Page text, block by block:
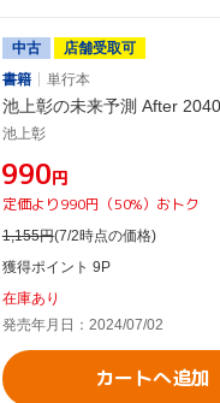
中古
店舗受取可
書籍
単行本
池上彰の未来予測 After 2040
池上彰
¥990円
定価より990円（50%）おトク
1,155円(7/2時点の価格)
獲得ポイント 9P
在庫あり
発売年月日：2024/07/02
カートへ追加